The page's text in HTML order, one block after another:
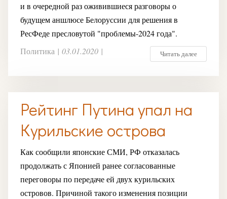
и в очередной раз оживившиеся разговоры о
будущем аншлюсе Белоруссии для решения в
РесФеде пресловутой "проблемы-2024 года".
Читать далее
Политика | 03.01.2020 |
Рейтинг Путина упал на
Курильские острова
Как сообщили японские СМИ, РФ отказалась
продолжать с Японией ранее согласованные
переговоры по передаче ей двух курильских
островов. Причиной такого изменения позиции